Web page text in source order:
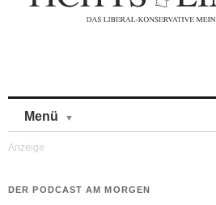
Menü
DER PODCAST AM MORGEN